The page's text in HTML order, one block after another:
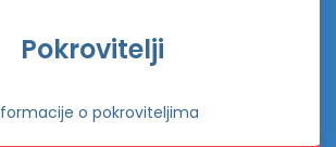
Pokrovitelji
o pokroviteljima